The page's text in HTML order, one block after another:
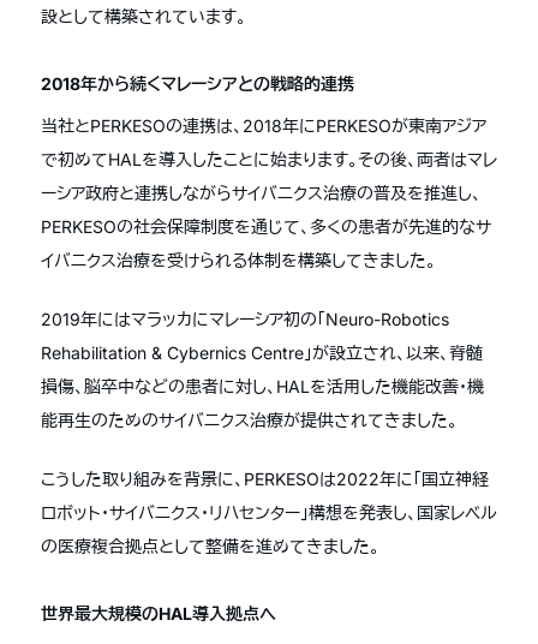
設として構築されています。
2018年から続くマレーシアとの戦略的連携
当社とPERKESOの連携は、2018年にPERKESOが東南アジア
で初めてHALを導入したことに始まります。その後、両者はマレ
ーシア政府と連携しながらサイバニクス治療の普及を推進し、
PERKESOの社会保障制度を通じて、多くの患者が先進的なサ
イバニクス治療を受けられる体制を構築してきました。
2019年にはマラッカにマレーシア初の「Neuro-Robotics
Rehabilitation & Cybernics Centre」が設立され、以来、脊髄
損傷、脳卒中などの患者に対し、HALを活用した機能改善・機
能再生のためのサイバニクス治療が提供されてきました。
こうした取り組みを背景に、PERKESOは2022年に「国立神経
ロボット・サイバニクス・リハセンター」構想を発表し、国家レベル
の医療複合拠点として整備を進めてきました。
世界最大規模のHAL導入拠点へ